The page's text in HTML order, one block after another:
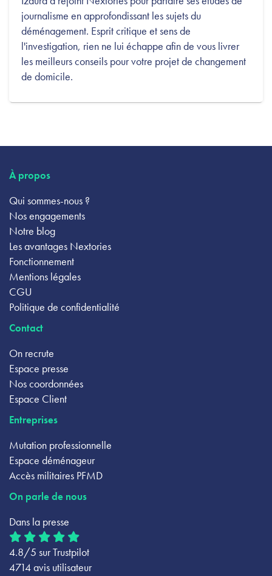
journalisme en approfondissant les sujets du
déménagement. Esprit critique et sens de
l'investigation, rien ne lui échappe afin de vous livrer
les meilleurs conseils pour votre projet de changement
de domicile.
À propos
Qui sommes-nous ?
Nos engagements
Notre blog
Les avantages Nextories
Fonctionnement
Mentions légales
CGU
Politique de confidentialité
Contact
On recrute
Espace presse
Nos coordonnées
Espace Client
Entreprises
Mutation professionnelle
Espace déménageur
Accès militaires PFMD
On parle de nous
Dans la presse
4.8/5 sur Trustpilot
4714 avis utilisateur